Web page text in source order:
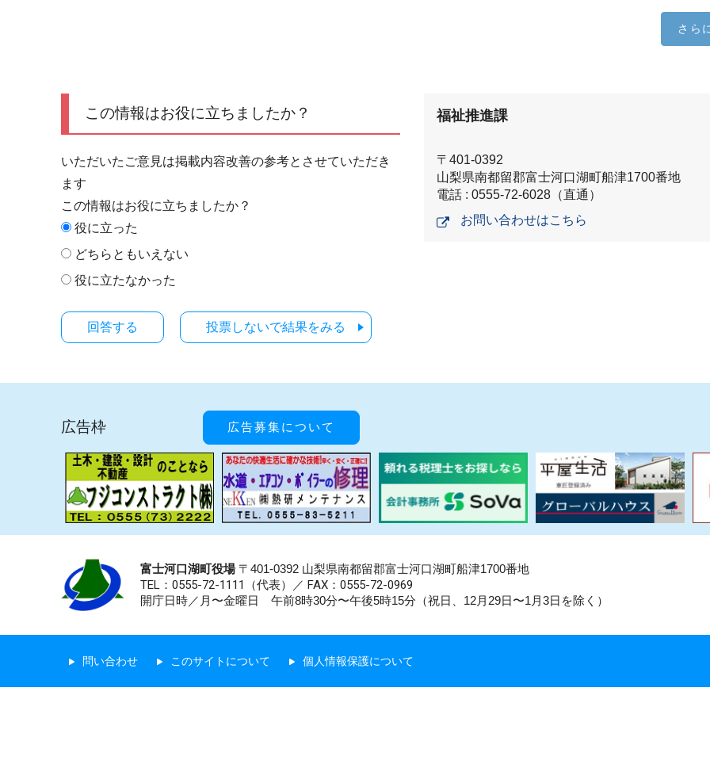
さら
この情報はお役に立ちましたか？
いただいたご意見は掲載内容改善の参考とさせていただき
ます
この情報はお役に立ちましたか？
役に立った
どちらともいえない
役に立たなかった
投票しないで結果をみる
福祉推進課
〒401-0392
山梨県南都留郡富士河口湖町船津1700番地
電話 : 0555-72-6028（直通）
お問い合わせはこちら
広告枠 広告募集について
富士河口湖町役場〒401-0392 山梨県南都留郡富士河口湖町船津1700番地
TEL：0555-72-1111 （代表）／ FAX：0555-72-0969
開庁日時／月〜金曜日 午前8時30分〜午後5時15分（祝日、12月29日〜1月3日を除く）
問い合わせ このサイトについて 個人情報保護について